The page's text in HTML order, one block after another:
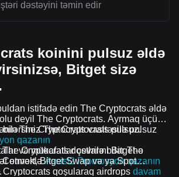
dəstəyini təmin edir
koinini pulsuz əldə
Bitget sizə
istifadə edin The Cryptocrats əldə
deyil The Cryptocrats. Ayrmaq üçün
bilərsiniz The Cryptocrats pulsuz.
The Cryptocrats vasitəsilə pulsuz
qazanın
Cryptocrats dostlarını Bitget-ə
etməkləAssist2 Promosyon qazanın
Cryptocrats qoşularaq airdrops davam
və mükafatlar çevrilə bilər The
Bitget Swap və ya Spot